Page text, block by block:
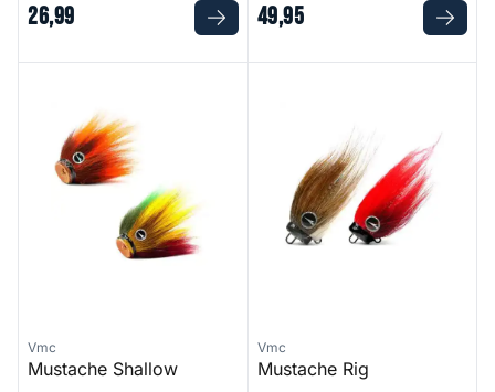
26,99 49,95
Vmc
Mustache Shallow
Vmc
Mustache Rig